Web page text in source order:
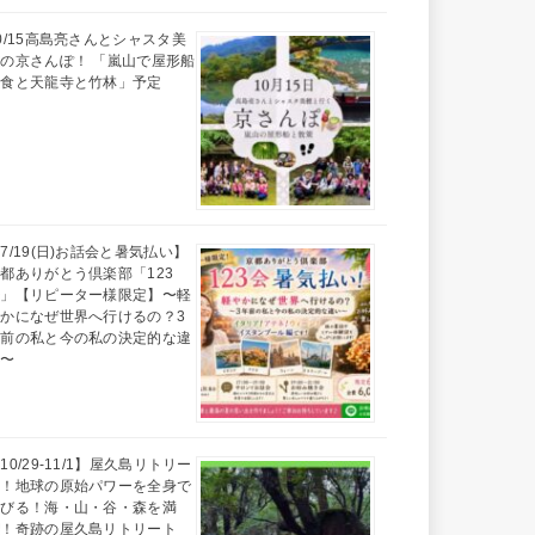
15高島亮さんとシャスタ美
京さんぽ！ 「嵐山で屋形船
と天龍寺と竹林」予定
7/19(日)お話会と暑気払い】
ありがとう倶楽部「123
【リピーター様限定】〜軽
になぜ世界へ行けるの？3
の私と今の私の決定的な違
10/29-11/1】屋久島リトリー
！地球の原始パワーを全身で
る！海・山・谷・森を満
奇跡の屋久島リトリート